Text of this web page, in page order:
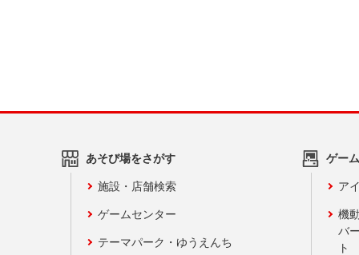
あそび場をさがす
施設・店舗検索
ゲームセンター
テーマパーク・ゆうえんち
ゲー
ア
機
バ
ト